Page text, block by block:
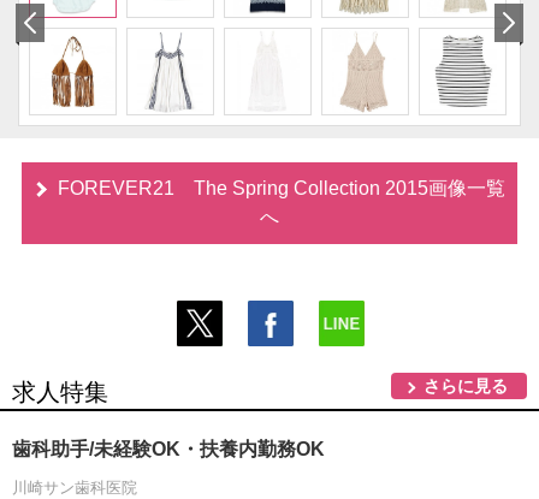
FOREVER21 The Spring Collection 2015画像一覧
へ
求人特集 さらに見る
歯科助手/未経験OK・扶養内勤務OK
川崎サン歯科医院